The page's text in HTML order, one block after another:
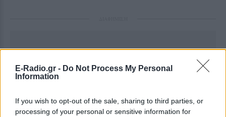
E-Radio.gr - Do Not Process My Personal
Information
If you wish to opt-out of the sale, sharing to third parties, or
processing of your personal or sensitive information for